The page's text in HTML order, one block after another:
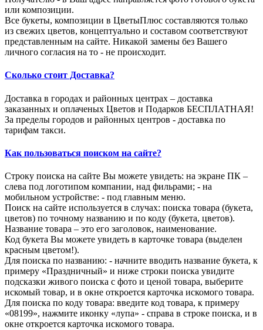
или композиции.
Все букеты, композиции в ЦветыПлюс составляются только
из свежих цветов, концептуально и составом соответствуют
представленным на сайте. Никакой замены без Вашего
личного согласия на то - не происходит.
Сколько стоит Доставка?
Доставка в городах и районных центрах – доставка
заказанных и оплаченых Цветов и Подарков БЕСПЛАТНАЯ!
За пределы городов и районных центров - доставка по
тарифам такси.
Как пользоваться поиском на сайте?
Строку поиска на сайте Вы можете увидеть: на экране ПК –
слева под логотипом компании, над фильрами; - на
мобильном устройстве: - под главным меню.
Поиск на сайте используется в случах: поиска товара (букета,
цветов) по точному названию и по коду (букета, цветов).
Название товара – это его заголовок, наименование.
Код букета Вы можете увидеть в карточке товара (выделен
красным цветом!).
Для поиска по названию: - начните вводить название букета, к
примеру «Праздничный» и ниже строки поиска увидите
подсказки живого поиска с фото и ценой товара, выберите
искомый товар, и в окне откроется карточка искомого товара.
Для поиска по коду товара: введите код товара, к примеру
«08199», нажмите иконку «лупа» - справа в строке поиска, и в
окне откроется карточка искомого товара.